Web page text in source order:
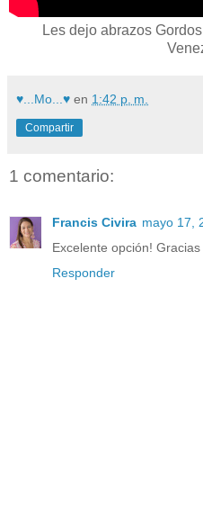
Les dejo abrazos
♥...Mo...♥ en 1:42 p. m.
Compartir
1 comentario:
Francis Civira mayo 17,
Excelente opción!
Responder